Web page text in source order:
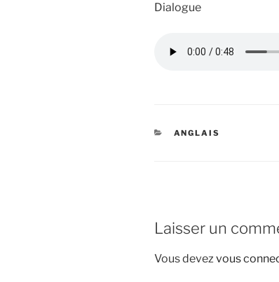
Dialogue
CATÉGORIES
ANGLAIS
Laisser un
Vous devez vous